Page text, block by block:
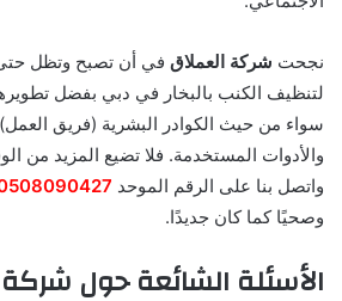
نجحت شركة العملاق في أن تصبح وتظل
لتنظيف الكنب بالبخار في دبي بفضل
سواء من حيث الكوادر البشرية (فريق
والأدوات المستخدمة. فلا تضيع المزيد من
واتصل بنا على الرقم الموحد
وصحيًا كما كان جديدًا.
الأسئلة الشائعة حول